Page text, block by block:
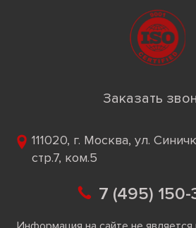
Заказать
111020, г. Москва, ул.
стр.7, ком.5
7 (495) 150-